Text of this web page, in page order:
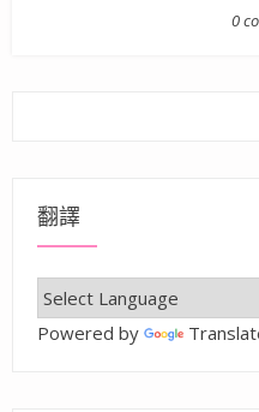
0
翻譯
Powered by